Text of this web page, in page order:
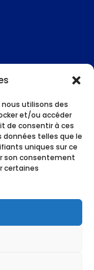
utilisons des
et/ou accéder
de consentir à ces
telles que le
uniques sur ce
son consentement
certaines